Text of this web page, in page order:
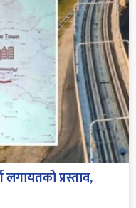
लगायतको प्रस्ताव,